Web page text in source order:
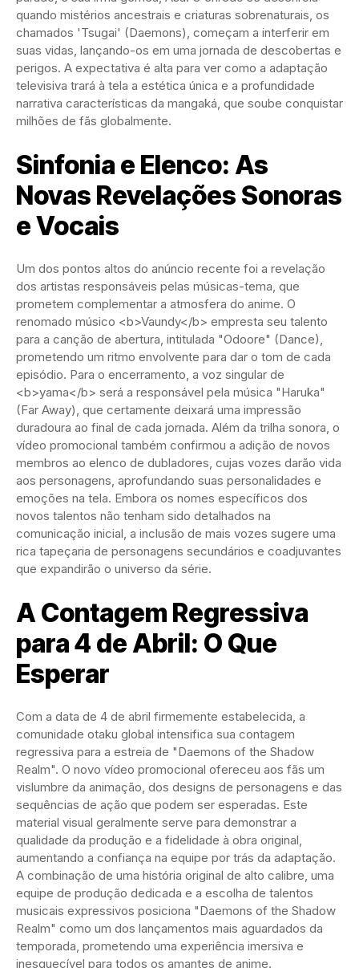
quando mistérios ancestrais e criaturas sobrenaturais, os
chamados 'Tsugai' (Daemons), começam a interferir em
suas vidas, lançando-os em uma jornada de descobertas e
perigos. A expectativa é alta para ver como a adaptação
televisiva trará à tela a estética única e a profundidade
narrativa características da mangaká, que soube conquistar
milhões de fãs globalmente.
Sinfonia e Elenco: As
Novas Revelações Sonoras
e Vocais
Um dos pontos altos do anúncio recente foi a revelação
dos artistas responsáveis pelas músicas-tema, que
prometem complementar a atmosfera do anime. O
renomado músico <b>Vaundy</b> empresta seu talento
para a canção de abertura, intitulada "Odoore" (Dance),
prometendo um ritmo envolvente para dar o tom de cada
episódio. Para o encerramento, a voz singular de
<b>yama</b> será a responsável pela música "Haruka"
(Far Away), que certamente deixará uma impressão
duradoura ao final de cada jornada. Além da trilha sonora, o
vídeo promocional também confirmou a adição de novos
membros ao elenco de dubladores, cujas vozes darão vida
aos personagens, aprofundando suas personalidades e
emoções na tela. Embora os nomes específicos dos
novos talentos não tenham sido detalhados na
comunicação inicial, a inclusão de mais vozes sugere uma
rica tapeçaria de personagens secundários e coadjuvantes
que expandirão o universo da série.
A Contagem Regressiva
para 4 de Abril: O Que
Esperar
Com a data de 4 de abril firmemente estabelecida, a
comunidade otaku global intensifica sua contagem
regressiva para a estreia de "Daemons of the Shadow
Realm". O novo vídeo promocional ofereceu aos fãs um
vislumbre da animação, dos designs de personagens e das
sequências de ação que podem ser esperadas. Este
material visual geralmente serve para demonstrar a
qualidade da produção e a fidelidade à obra original,
aumentando a confiança na equipe por trás da adaptação.
A combinação de uma história original de alto calibre, uma
equipe de produção dedicada e a escolha de talentos
musicais expressivos posiciona "Daemons of the Shadow
Realm" como um dos lançamentos mais aguardados da
temporada, prometendo uma experiência imersiva e
inesquecível para todos os amantes de anime.